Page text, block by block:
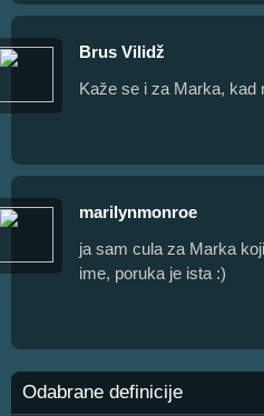
Brus Vilidž
Kaže se i za Marka, kad
marilynmonroe
ja sam cula za Marka
ime, poruka je ista :)
Odabrane definicije